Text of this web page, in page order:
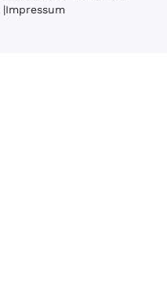
|Impressum